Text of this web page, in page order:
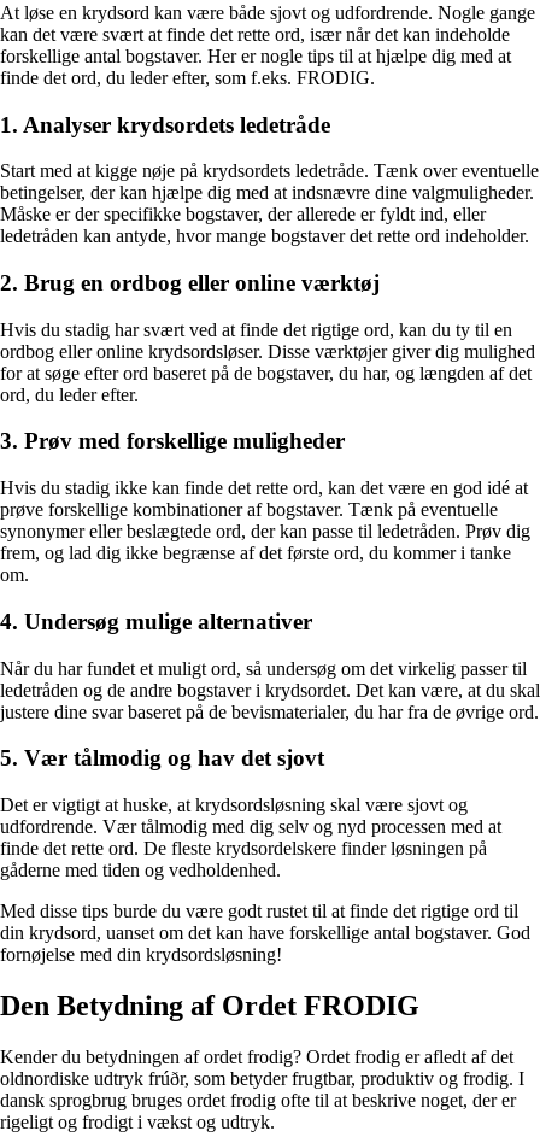
At løse en krydsord kan være både sjovt og udfordrende. Nogle gange
kan det være svært at finde det rette ord, især når det kan indeholde
forskellige antal bogstaver. Her er nogle tips til at hjælpe dig med at
finde det ord, du leder efter, som f.eks. FRODIG.
1. Analyser krydsordets ledetråde
Start med at kigge nøje på krydsordets ledetråde. Tænk over eventuelle
betingelser, der kan hjælpe dig med at indsnævre dine valgmuligheder.
Måske er der specifikke bogstaver, der allerede er fyldt ind, eller
ledetråden kan antyde, hvor mange bogstaver det rette ord indeholder.
2. Brug en ordbog eller online værktøj
Hvis du stadig har svært ved at finde det rigtige ord, kan du ty til en
ordbog eller online krydsordsløser. Disse værktøjer giver dig mulighed
for at søge efter ord baseret på de bogstaver, du har, og længden af det
ord, du leder efter.
3. Prøv med forskellige muligheder
Hvis du stadig ikke kan finde det rette ord, kan det være en god idé at
prøve forskellige kombinationer af bogstaver. Tænk på eventuelle
synonymer eller beslægtede ord, der kan passe til ledetråden. Prøv dig
frem, og lad dig ikke begrænse af det første ord, du kommer i tanke
om.
4. Undersøg mulige alternativer
Når du har fundet et muligt ord, så undersøg om det virkelig passer til
ledetråden og de andre bogstaver i krydsordet. Det kan være, at du skal
justere dine svar baseret på de bevismaterialer, du har fra de øvrige ord.
5. Vær tålmodig og hav det sjovt
Det er vigtigt at huske, at krydsordsløsning skal være sjovt og
udfordrende. Vær tålmodig med dig selv og nyd processen med at
finde det rette ord. De fleste krydsordelskere finder løsningen på
gåderne med tiden og vedholdenhed.
Med disse tips burde du være godt rustet til at finde det rigtige ord til
din krydsord, uanset om det kan have forskellige antal bogstaver. God
fornøjelse med din krydsordsløsning!
Den Betydning af Ordet FRODIG
Kender du betydningen af ordet frodig? Ordet frodig er afledt af det
oldnordiske udtryk frúðr, som betyder frugtbar, produktiv og frodig. I
dansk sprogbrug bruges ordet frodig ofte til at beskrive noget, der er
rigeligt og frodigt i vækst og udtryk.